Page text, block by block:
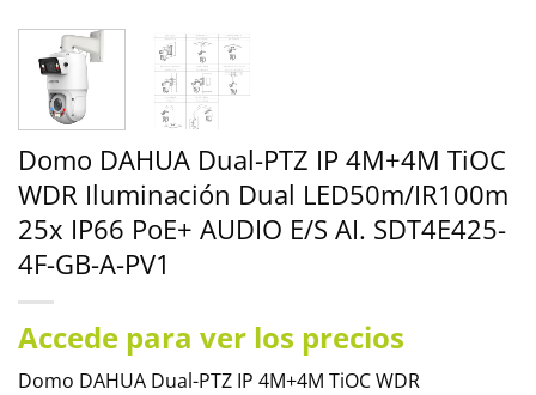
Domo DAHUA Dual-PTZ IP 4M+4M TiOC
WDR Iluminación Dual LED50m/IR100m
25x IP66 PoE+ AUDIO E/S AI. SDT4E425-
4F-GB-A-PV1
Accede para ver los precios
Domo DAHUA Dual-PTZ IP 4M+4M TiOC WDR